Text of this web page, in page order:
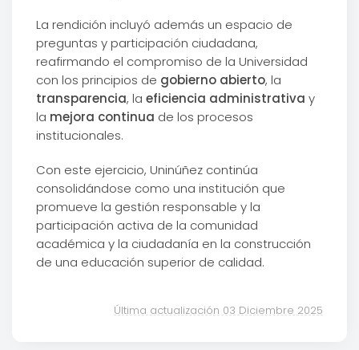
La rendición incluyó además un espacio de
preguntas y participación ciudadana,
reafirmando el compromiso de la Universidad
con los principios de gobierno abierto, la
transparencia, la eficiencia administrativa y
la mejora continua de los procesos
institucionales.
Con este ejercicio, Uninúñez continúa
consolidándose como una institución que
promueve la gestión responsable y la
participación activa de la comunidad
académica y la ciudadanía en la construcción
de una educación superior de calidad.
Última actualización 03 Diciembre 2025